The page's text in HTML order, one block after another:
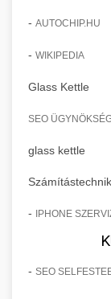
- AUTOCHIP.HU
- WIKIPEDIA
Glass Kettle
SEO
glass kettle
- IPHONE
- SEO